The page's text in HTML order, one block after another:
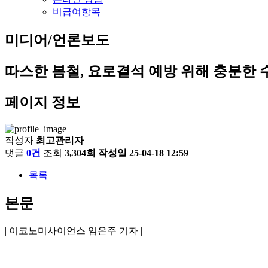
비급여항목
미디어/언론보도
따스한 봄철, 요로결석 예방 위해 충분한
페이지 정보
작성자 최고관리자
댓글 0건 조회 3,304회 작성일 25-04-18 12:59
목록
본문
| 이코노미사이언스 임은주 기자 |